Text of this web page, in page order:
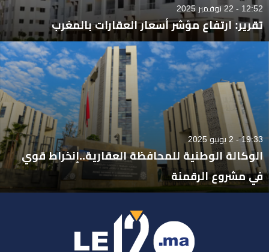
12:52 - 22 نوفمبر 2025
تقرير: ارتفاع مؤشر أسعار العقارات بالمغرب
19:33 - 2 يونيو 2025
الوكالة الوطنية للمحافظة العقارية..إنخراط قوي
في مشروع الرقمنة